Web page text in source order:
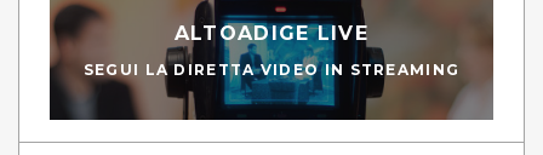
ALTOADIGE LIVE
SEGUI LA DIRETTA VIDEO IN STREAMING